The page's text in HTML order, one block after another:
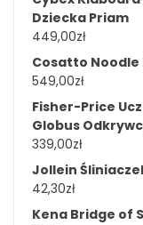
Dziecka Priam
449,00zł
Cosatto Noodle
549,00zł
Fisher-Price
Globus
339,00zł
Jollein
42,30zł
Kena Bridge of